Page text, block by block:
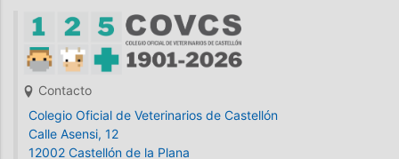
Contacto
Colegio Oficial de Veterinarios de Castellón
Calle Asensi, 12
12002 Castellón de la Plana